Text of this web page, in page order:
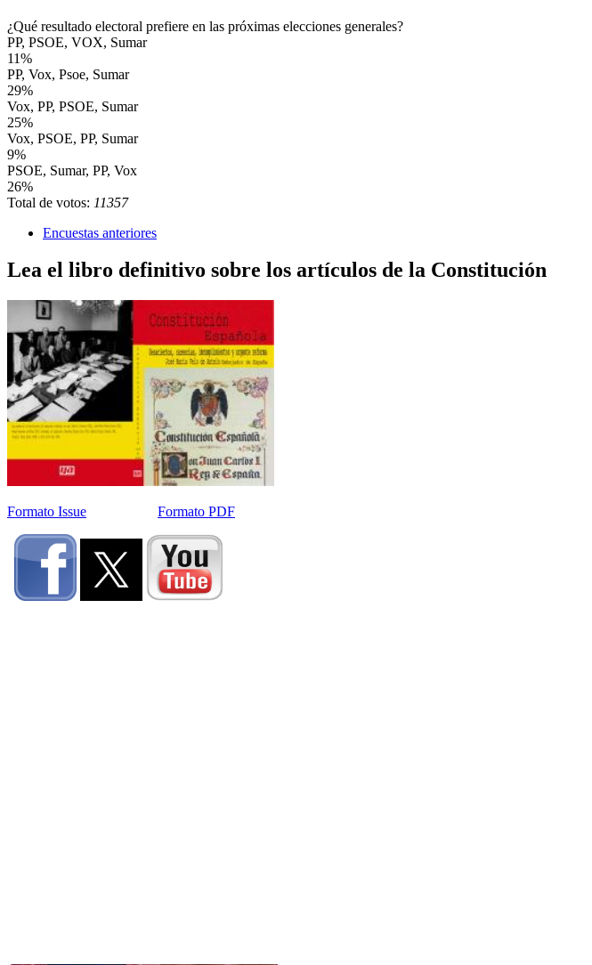
¿Qué resultado electoral prefiere en las próximas elecciones generales?
PP, PSOE, VOX, Sumar
11%
PP, Vox, Psoe, Sumar
29%
Vox, PP, PSOE, Sumar
25%
Vox, PSOE, PP, Sumar
9%
PSOE, Sumar, PP, Vox
26%
Total de votos: 11357
Encuestas anteriores
Lea el libro definitivo sobre los artículos de la Constitución
Formato Issue Formato PDF